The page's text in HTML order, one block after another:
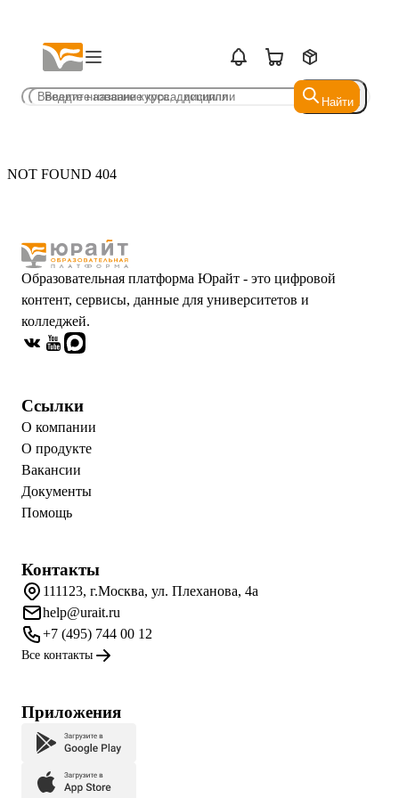
Найти
Найти
NOT FOUND 404
Образовательная платформа Юрайт - это цифровой
контент, сервисы, данные для университетов и
колледжей.
Ссылки
О компании
О продукте
Вакансии
Документы
Помощь
Контакты
111123, г.Москва, ул. Плеханова, 4а
help@urait.ru
+7 (495) 744 00 12
Все контакты
Приложения